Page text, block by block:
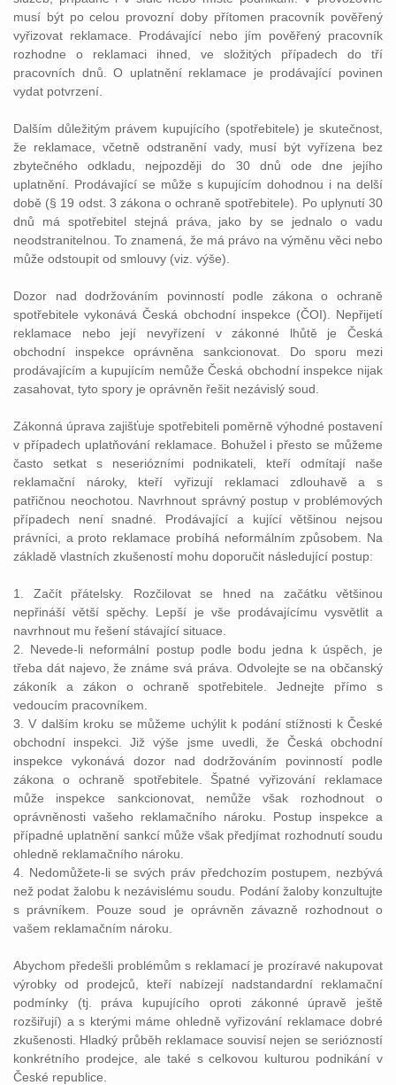
musí být po celou provozní doby přítomen pracovník pověřený
vyřizovat reklamace. Prodávající nebo jím pověřený pracovník
rozhodne o reklamaci ihned, ve složitých případech do tří
pracovních dnů. O uplatnění reklamace je prodávající povinen
vydat potvrzení.
Dalším důležitým právem kupujícího (spotřebitele) je skutečnost,
že reklamace, včetně odstranění vady, musí být vyřízena bez
zbytečného odkladu, nejpozději do 30 dnů ode dne jejího
uplatnění. Prodávající se může s kupujícím dohodnou i na delší
době (§ 19 odst. 3 zákona o ochraně spotřebitele). Po uplynutí 30
dnů má spotřebitel stejná práva, jako by se jednalo o vadu
neodstranitelnou. To znamená, že má právo na výměnu věci nebo
může odstoupit od smlouvy (viz. výše).
Dozor nad dodržováním povinností podle zákona o ochraně
spotřebitele vykonává Česká obchodní inspekce (ČOI). Nepřijetí
reklamace nebo její nevyřízení v zákonné lhůtě je Česká
obchodní inspekce oprávněna sankcionovat. Do sporu mezi
prodávajícím a kupujícím nemůže Česká obchodní inspekce nijak
zasahovat, tyto spory je oprávněn řešit nezávislý soud.
Zákonná úprava zajišťuje spotřebiteli poměrně výhodné postavení
v případech uplatňování reklamace. Bohužel i přesto se můžeme
často setkat s neseriózními podnikateli, kteří odmítají naše
reklamační nároky, kteří vyřizují reklamaci zdlouhavě a s
patřičnou neochotou. Navrhnout správný postup v problémových
případech není snadné. Prodávající a kující většinou nejsou
právníci, a proto reklamace probíhá neformálním způsobem. Na
základě vlastních zkušeností mohu doporučit následující postup:
1. Začít přátelsky. Rozčilovat se hned na začátku většinou
nepřináší větší spěchy. Lepší je vše prodávajícímu vysvětlit a
navrhnout mu řešení stávající situace.
2. Nevede-li neformální postup podle bodu jedna k úspěch, je
třeba dát najevo, že známe svá práva. Odvolejte se na občanský
zákoník a zákon o ochraně spotřebitele. Jednejte přímo s
vedoucím pracovníkem.
3. V dalším kroku se můžeme uchýlit k podání stížnosti k České
obchodní inspekci. Již výše jsme uvedli, že Česká obchodní
inspekce vykonává dozor nad dodržováním povinností podle
zákona o ochraně spotřebitele. Špatné vyřizování reklamace
může inspekce sankcionovat, nemůže však rozhodnout o
oprávněnosti vašeho reklamačního nároku. Postup inspekce a
případné uplatnění sankcí může však předjímat rozhodnutí soudu
ohledně reklamačního nároku.
4. Nedomůžete-li se svých práv předchozím postupem, nezbývá
než podat žalobu k nezávislému soudu. Podání žaloby konzultujte
s právníkem. Pouze soud je oprávněn závazně rozhodnout o
vašem reklamačním nároku.
Abychom předešli problémům s reklamací je prozíravé nakupovat
výrobky od prodejců, kteří nabízejí nadstandardní reklamační
podmínky (tj. práva kupujícího oproti zákonné úpravě ještě
rozšiřují) a s kterými máme ohledně vyřizování reklamace dobré
zkušenosti. Hladký průběh reklamace souvisí nejen se seriózností
konkrétního prodejce, ale také s celkovou kulturou podnikání v
České republice.